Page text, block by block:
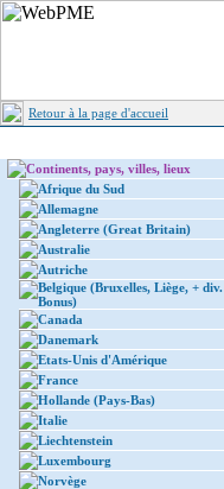
Retour à la page d'accueil
Continents, pays, villes, lieux
Afrique du Sud
Allemagne
Angleterre (Great Britain)
Australie
Autriche
Belgique (Bruxelles, Liège, + div.
Bonus)
Canada
Danemark
Etats-Unis d'Amérique
France
Hollande (Pays-Bas)
Italie
Liechtenstein
Luxembourg
Norvège